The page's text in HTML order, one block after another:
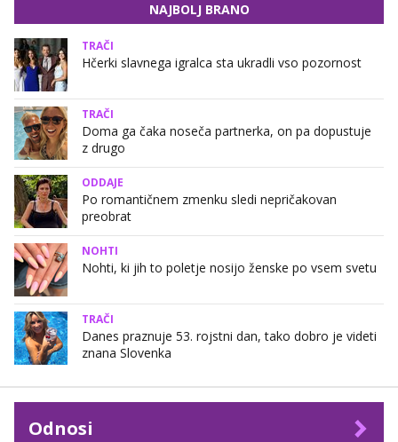
NAJBOLJ BRANO
TRAČI
Hčerki slavnega igralca sta ukradli vso pozornost
TRAČI
Doma ga čaka noseča partnerka, on pa dopustuje
z drugo
ODDAJE
Po romantičnem zmenku sledi nepričakovan
preobrat
NOHTI
Nohti, ki jih to poletje nosijo ženske po vsem svetu
TRAČI
Danes praznuje 53. rojstni dan, tako dobro je videti
znana Slovenka
Odnosi